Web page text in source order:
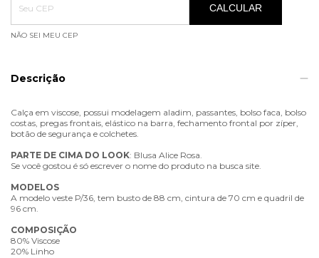
CALCULAR
NÃO SEI MEU CEP
Descrição
Calça em viscose, possui modelagem aladim, passantes, bolso faca, bolso
costas, pregas frontais, elástico na barra, fechamento frontal por zíper,
botão de segurança e colchetes.
PARTE DE CIMA DO LOOK: Blusa Alice Rosa.
Se você gostou é só escrever o nome do produto na busca site.
MODELOS
A modelo veste P/36, tem busto de 88 cm, cintura de 70 cm e quadril de
96 cm.
COMPOSIÇÃO
80% Viscose
20% Linho